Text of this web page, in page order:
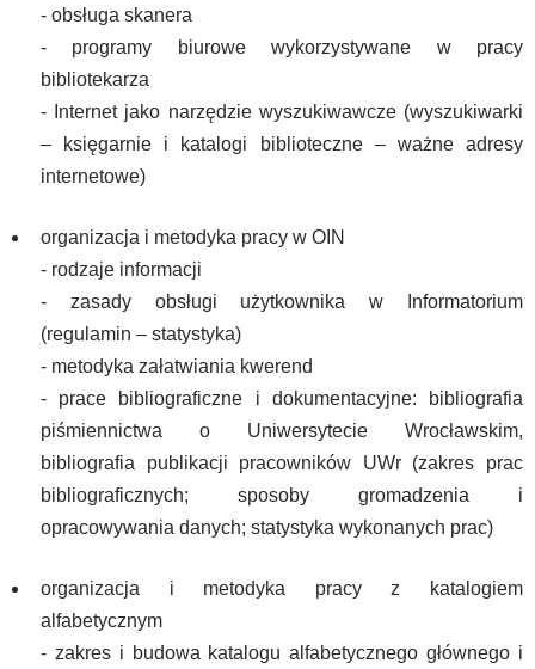
- obsługa skanera
- programy biurowe wykorzystywane w pracy
bibliotekarza
- Internet jako narzędzie wyszukiwawcze (wyszukiwarki
– księgarnie i katalogi biblioteczne – ważne adresy
internetowe)
organizacja i metodyka pracy w OIN
- rodzaje informacji
- zasady obsługi użytkownika w Informatorium
(regulamin – statystyka)
- metodyka załatwiania kwerend
- prace bibliograficzne i dokumentacyjne: bibliografia
piśmiennictwa o Uniwersytecie Wrocławskim,
bibliografia publikacji pracowników UWr (zakres prac
bibliograficznych; sposoby gromadzenia i
opracowywania danych; statystyka wykonanych prac)
organizacja i metodyka pracy z katalogiem
alfabetycznym
- zakres i budowa katalogu alfabetycznego głównego i